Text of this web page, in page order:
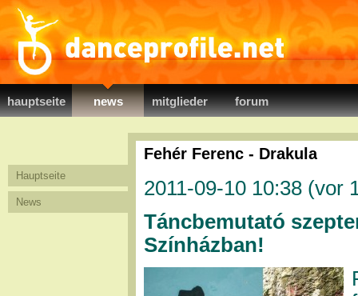
danceprofile.net
hauptseite news mitglieder forum
Hauptseite
News
Fehér Ferenc - Drakula
2011-09-10 10:38 (vor
Táncbemutató
Színházban!